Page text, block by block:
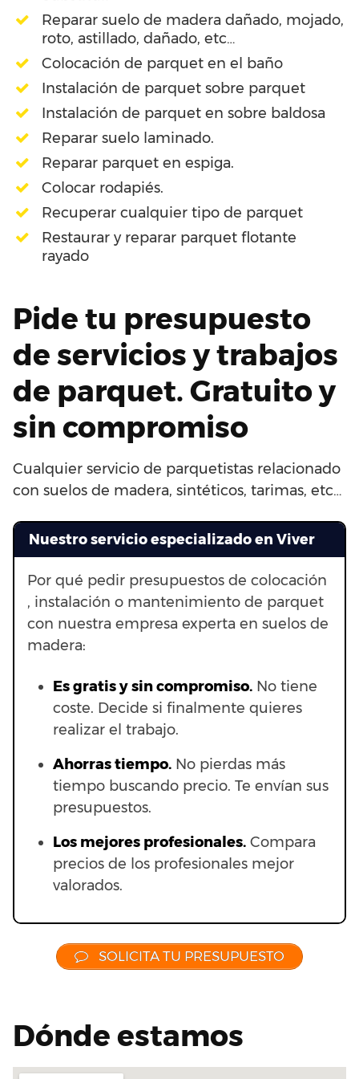
Reparar suelo de madera dañado, mojado,
roto, astillado, dañado, etc…
Colocación de parquet en el baño
Instalación de parquet sobre parquet
Instalación de parquet en sobre baldosa
Reparar suelo laminado.
Reparar parquet en espiga.
Colocar rodapiés.
Recuperar cualquier tipo de parquet
Restaurar y reparar parquet flotante
rayado
Pide tu presupuesto
de servicios y trabajos
de parquet. Gratuito y
sin compromiso
Cualquier servicio de parquetistas relacionado
con suelos de madera, sintéticos, tarimas, etc…
Nuestro servicio especializado en Viver
Por qué pedir presupuestos de colocación
, instalación o mantenimiento de parquet
con nuestra empresa experta en suelos de
madera:
Es gratis y sin compromiso. No tiene
coste. Decide si finalmente quieres
realizar el trabajo.
Ahorras tiempo. No pierdas más
tiempo buscando precio. Te envían sus
presupuestos.
Los mejores profesionales. Compara
precios de los profesionales mejor
valorados.
SOLICITA TU PRESUPUESTO
Dónde estamos